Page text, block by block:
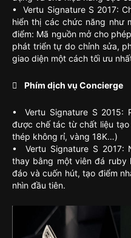
• Vertu Signature S 2017:
hiển thị các chức năng như
điểm: Mã nguồn mở cho
phát triển tự do chỉnh sửa,
giao diện một cách tối ưu
 Phím dịch vụ Concierge
• Vertu Signature S 2015:
được chế tác từ chất liệu
thép không rỉ, vàng 18K…)
• Vertu Signature S 2017:
thay bằng một viên đá ruby
đáo và cuốn hút, tạo điểm
nhìn đầu tiên.